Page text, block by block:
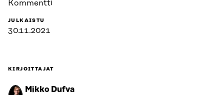
Kommentti
JULKAISTU
30.11.2021
KIRJOITTAJAT
Mikko Dufva